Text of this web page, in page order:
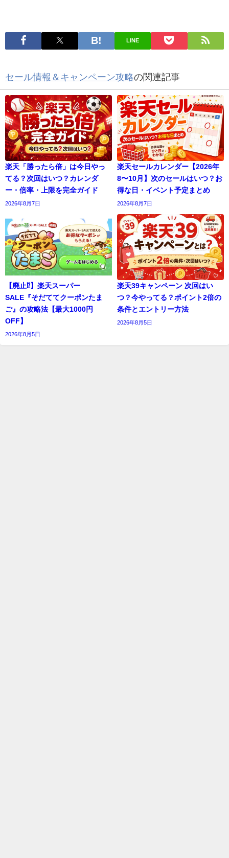
LINE
セール情報＆キャンペーン攻略の関連記事
楽天「勝ったら倍」は今日やっ
てる？次回はいつ？カレンダ
ー・倍率・上限を完全ガイド
2026年8月7日
楽天セールカレンダー【2026年
8〜10月】次のセールはいつ？お
得な日・イベント予定まとめ
2026年8月7日
【廃止⁉︎】楽天スーパー
SALE『そだててクーポンたま
ご』の攻略法【最大1000円
OFF】
2026年8月5日
楽天39キャンペーン 次回はい
つ？今やってる？ポイント2倍の
条件とエントリー方法
2026年8月5日